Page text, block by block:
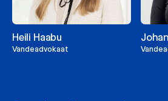
Heili Haabu
Vandeadvokaat